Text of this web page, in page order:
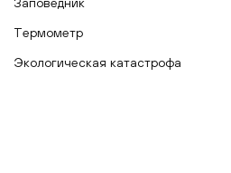
Заповедник
Термометр
Экологическая катастрофа